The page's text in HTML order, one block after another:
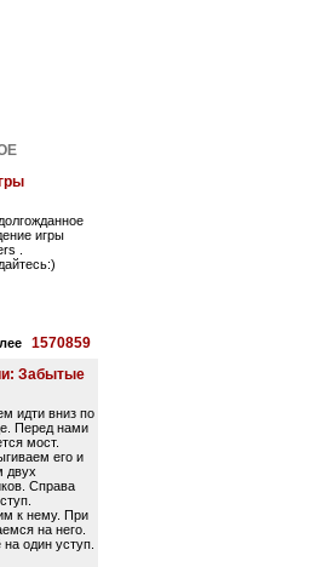
игры
.
1570859
Забытые
идти вниз по
Перед нами
мост.
его и
двух
Справа
к нему. При
на него.
один уступ.